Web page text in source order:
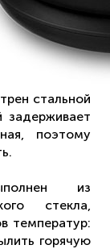
стальной
поэтому
из
стекла,
температур:
горячую